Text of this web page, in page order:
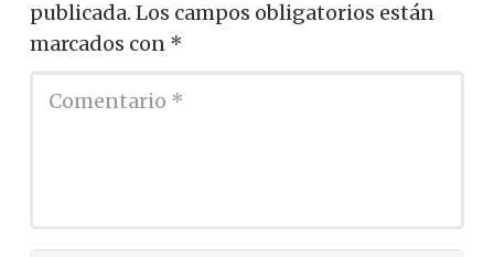
publicada. Los campos obligatorios están
marcados con *